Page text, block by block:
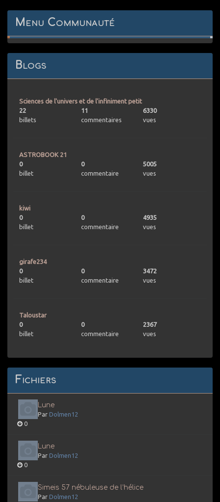
Menu Communauté
Blogs
Sciences de l'univers et de l'infiniment petit
22
billets
11
commentaires
6330
vues
ASTROBOOK 21
0
billet
0
commentaire
5005
vues
kiwi
0
billet
0
commentaire
4935
vues
girafe234
0
billet
0
commentaire
3472
vues
Taloustar
0
billet
0
commentaire
2367
vues
Fichiers
Lune
Par Dolmen12
0
Lune
Par Dolmen12
0
Simeis 57 nébuleuse de l’hélice
Par Dolmen12